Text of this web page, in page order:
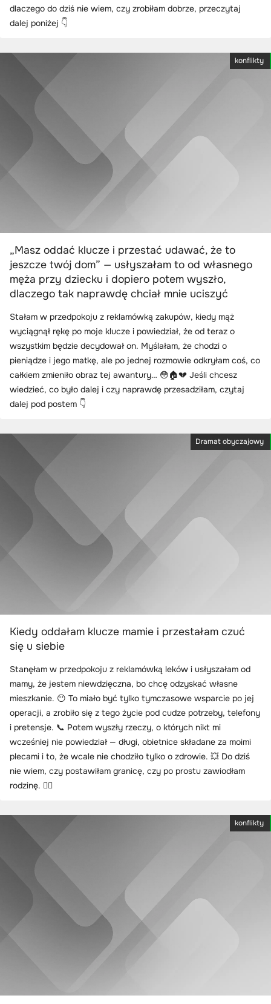
dlaczego do dziś nie wiem, czy zrobiłam dobrze, przeczytaj
dalej poniżej 👇
konflikty
„Masz oddać klucze i przestać udawać, że to
jeszcze twój dom” — usłyszałam to od własnego
męża przy dziecku i dopiero potem wyszło,
dlaczego tak naprawdę chciał mnie uciszyć
Stałam w przedpokoju z reklamówką zakupów, kiedy mąż
wyciągnął rękę po moje klucze i powiedział, że od teraz o
wszystkim będzie decydował on. Myślałam, że chodzi o
pieniądze i jego matkę, ale po jednej rozmowie odkryłam coś, co
całkiem zmieniło obraz tej awantury… 😳🏠💔 Jeśli chcesz
wiedzieć, co było dalej i czy naprawdę przesadziłam, czytaj
dalej pod postem 👇
Dramat obyczajowy
Kiedy oddałam klucze mamie i przestałam czuć
się u siebie
Stanęłam w przedpokoju z reklamówką leków i usłyszałam od
mamy, że jestem niewdzięczna, bo chcę odzyskać własne
mieszkanie. 😶 To miało być tylko tymczasowe wsparcie po jej
operacji, a zrobiło się z tego życie pod cudze potrzeby, telefony
i pretensje. 📞 Potem wyszły rzeczy, o których nikt mi
wcześniej nie powiedział — długi, obietnice składane za moimi
plecami i to, że wcale nie chodziło tylko o zdrowie. 💥 Do dziś
nie wiem, czy postawiłam granicę, czy po prostu zawiodłam
rodzinę. 🤷‍♀️
konflikty